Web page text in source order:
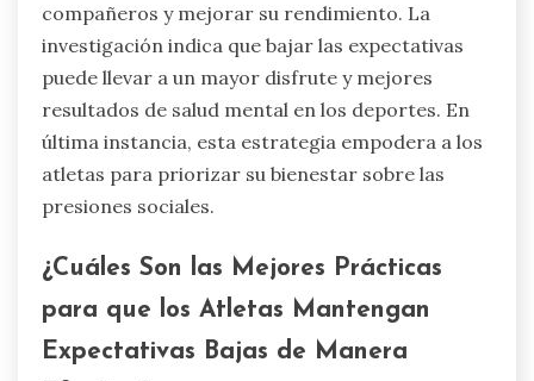
compañeros y mejorar su rendimiento. La
investigación indica que bajar las expectativas
puede llevar a un mayor disfrute y mejores
resultados de salud mental en los deportes. En
última instancia, esta estrategia empodera a los
atletas para priorizar su bienestar sobre las
presiones sociales.
¿Cuáles Son las Mejores Prácticas
para que los Atletas Mantengan
Expectativas Bajas de Manera